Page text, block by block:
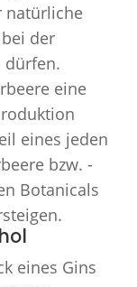
natürliche
der
dürfen.
eine
eines jeden
bzw. -
Botanicals
eines Gins